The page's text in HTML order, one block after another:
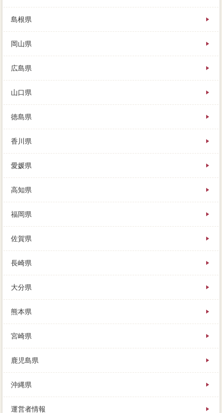
島根県
岡山県
広島県
山口県
徳島県
香川県
愛媛県
高知県
福岡県
佐賀県
長崎県
大分県
熊本県
宮崎県
鹿児島県
沖縄県
運営者情報